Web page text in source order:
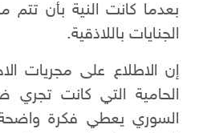
بعدما كانت النية بأن تتم
الجنايات باللاذقية.
إن الاطلاع على مجريات
الحامية التي كانت
السوري يعطي فكرة